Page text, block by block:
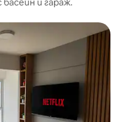
и гараж.